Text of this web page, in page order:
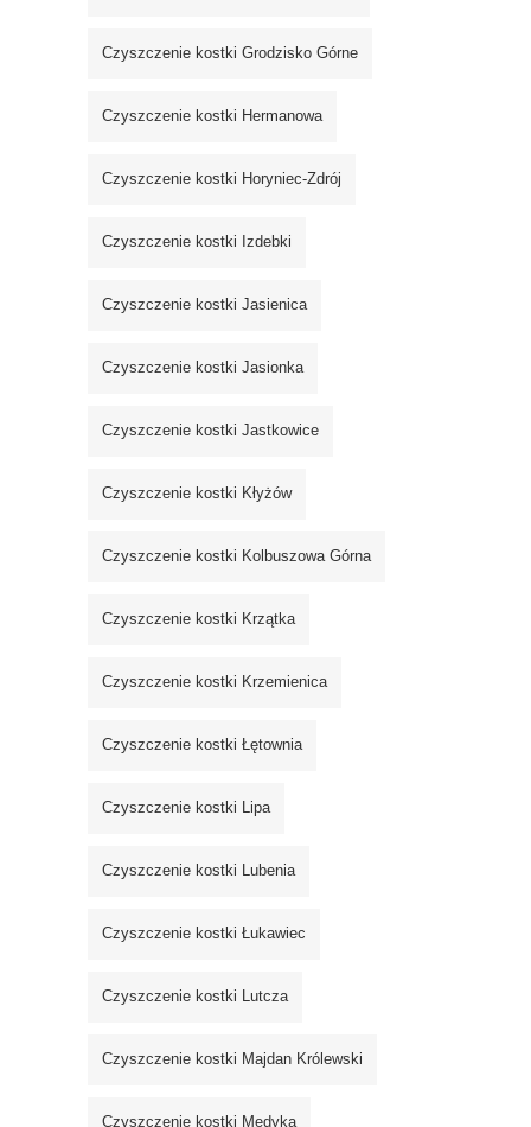
Czyszczenie kostki Grodzisko Górne
Czyszczenie kostki Hermanowa
Czyszczenie kostki Horyniec-Zdrój
Czyszczenie kostki Izdebki
Czyszczenie kostki Jasienica
Czyszczenie kostki Jasionka
Czyszczenie kostki Jastkowice
Czyszczenie kostki Kłyżów
Czyszczenie kostki Kolbuszowa Górna
Czyszczenie kostki Krzątka
Czyszczenie kostki Krzemienica
Czyszczenie kostki Łętownia
Czyszczenie kostki Lipa
Czyszczenie kostki Lubenia
Czyszczenie kostki Łukawiec
Czyszczenie kostki Lutcza
Czyszczenie kostki Majdan Królewski
Czyszczenie kostki Medyka